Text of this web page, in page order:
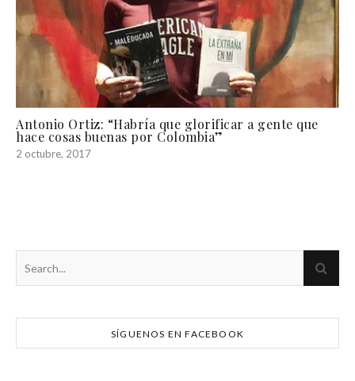
Antonio Ortiz: “Habría que glorificar a gente que
hace cosas buenas por Colombia”
2 octubre, 2017
SÍGUENOS EN FACEBOOK